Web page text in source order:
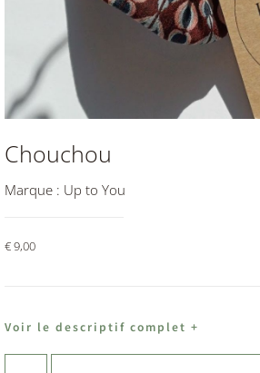
Chouchou
Marque : Up to You
€9,00
Voir le descriptif complet +